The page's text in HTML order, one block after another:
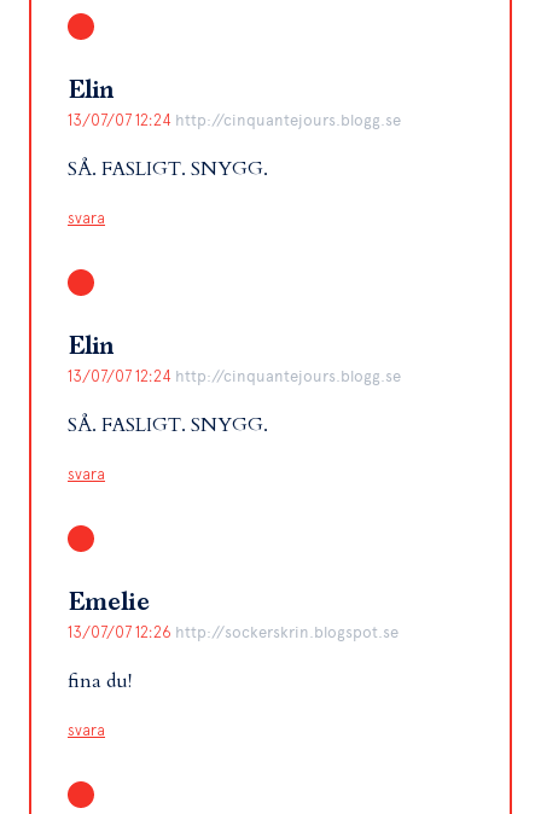
Elin
13/07/07 12:24 http://cinquantejours.blogg.se
SÅ. FASLIGT. SNYGG.
svara
Elin
13/07/07 12:24 http://cinquantejours.blogg.se
SÅ. FASLIGT. SNYGG.
svara
Emelie
13/07/07 12:26 http://sockerskrin.blogspot.se
fina du!
svara